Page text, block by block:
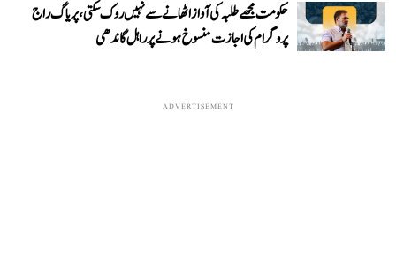
حکومت مجھے طلبہ کی آواز اٹھانے سے نہیں روک سکتی، پریاگ راج
پروگرام کی اجازت منسوخ ہونے پر راہل گاندھی
ADVERTISEMENT